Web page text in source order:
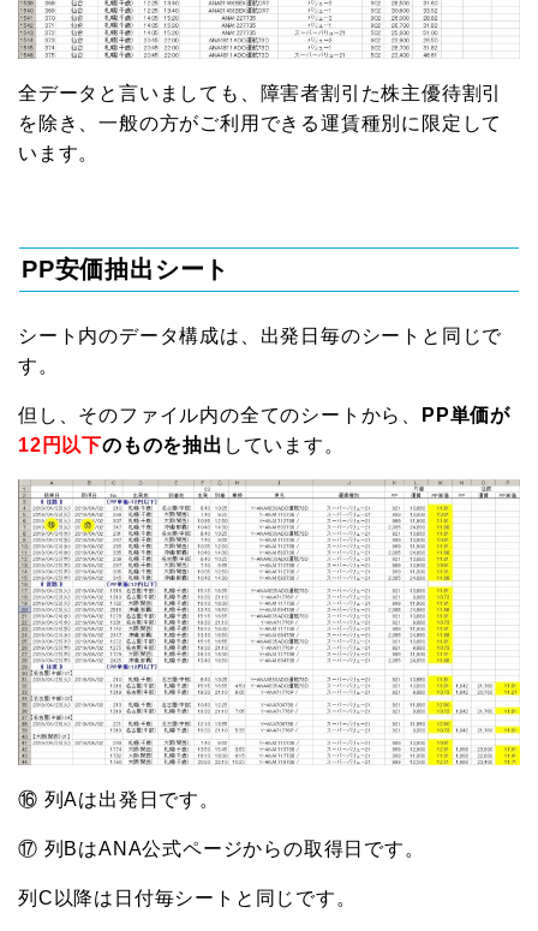
全データと言いましても、障害者割引た株主優待割引
を除き、一般の方がご利用できる運賃種別に限定して
います。
PP安価抽出シート
シート内のデータ構成は、出発日毎のシートと同じで
す。
但し、そのファイル内の全てのシートから、
PP単価が
12円以下のものを抽出 しています。
⑯ 列Aは出発日です。
⑰ 列BはANA公式ページからの取得日です。
列C以降は日付毎シートと同じです。